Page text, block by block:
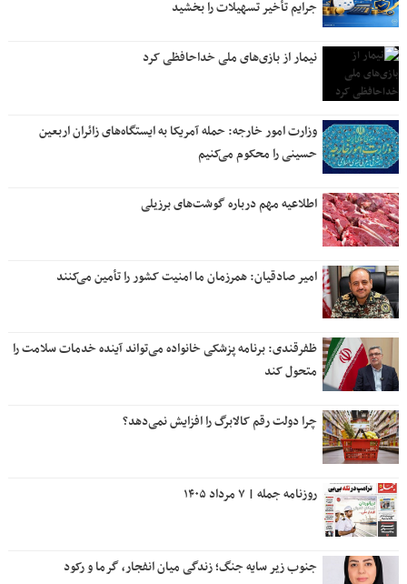
جرایم تأخیر تسهیلات را بخشید
نیمار از بازی‌های ملی خداحافظی کرد
وزارت امور خارجه: حمله آمریکا به ایستگاه‌های زائران اربعین
حسینی را محکوم می‌کنیم
اطلاعیه مهم درباره گوشت‌های برزیلی
امیر صادقیان: همرزمان ما امنیت کشور را تأمین می‌کنند
ظفرقندی: برنامه پزشکی خانواده می‌تواند آینده خدمات سلامت را
متحول کند
چرا دولت رقم کالابرگ را افزایش نمی‌دهد؟
روزنامه جمله | ۷ مرداد ۱۴۰۵
جنوب زیر سایه جنگ؛ زندگی میان انفجار، گرما و رکود